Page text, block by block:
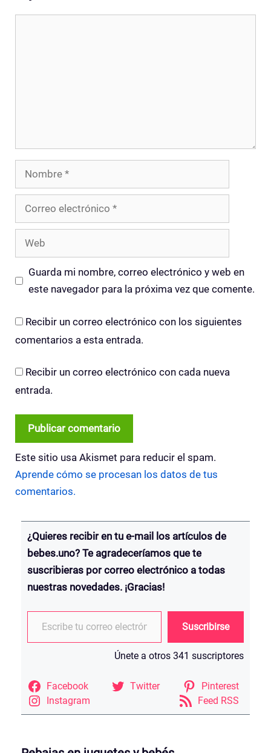
Nombre
Correo
electrónico
Web
Guarda mi nombre, correo electrónico y web en
este navegador para la próxima vez que comente.
Recibir un correo electrónico con los siguientes
comentarios a esta entrada.
Recibir un correo electrónico con cada nueva
entrada.
Este sitio usa Akismet para reducir el spam.
Aprende cómo se procesan los datos de tus
comentarios.
¿Quieres recibir en tu e-mail los artículos de
bebes.uno? Te agradeceríamos que te
suscribieras por correo electrónico a todas
nuestras novedades. ¡Gracias!
Escribe tu correo electrónico…
Suscribirse
Únete a otros 341 suscriptores
Facebook Twitter
Pinterest
Instagram
Feed RSS